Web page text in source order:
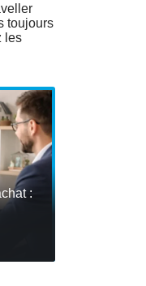
toujours
les
: